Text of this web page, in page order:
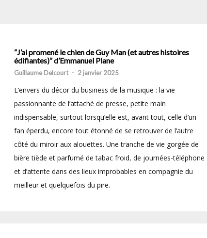
“J’ai promené le chien de Guy Man (et autres histoires
édifiantes)” d’Emmanuel Plane
Guillaume Delcourt - 2 janvier 2025
L’envers du décor du business de la musique : la vie
passionnante de l’attaché de presse, petite main
indispensable, surtout lorsqu’elle est, avant tout, celle d’un
fan éperdu, encore tout étonné de se retrouver de l’autre
côté du miroir aux alouettes. Une tranche de vie gorgée de
bière tiède et parfumé de tabac froid, de journées-téléphone
et d’attente dans des lieux improbables en compagnie du
meilleur et quelquefois du pire.